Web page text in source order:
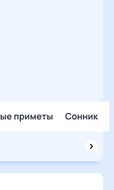
приметы Сонник